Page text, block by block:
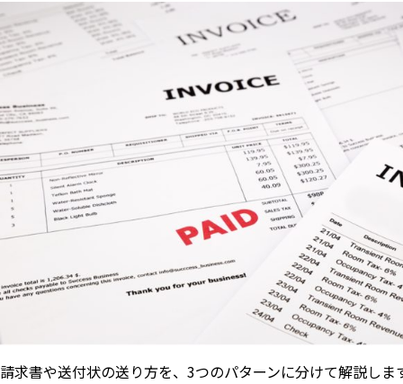
請求書や送付状の送り方を、3つのパターンに分けて解説しま